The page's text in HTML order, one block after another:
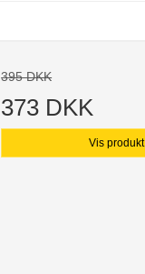
395 DKK
373 DKK
Vis produkt